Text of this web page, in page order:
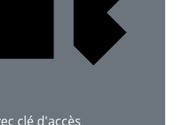
clé d'accès